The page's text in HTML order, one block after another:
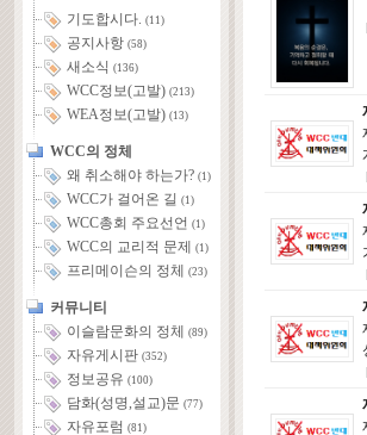
기도합시다. (11)
공지사항 (58)
새소식 (136)
WCC정보(고발) (213)
WEA정보(고발) (13)
WCC의 정체
왜 취소해야 하는가? (1)
WCC가 걸어온 길 (1)
WCC총회 주요선언 (1)
WCC의 교리적 문제 (1)
프리메이슨의 정체 (23)
커뮤니티
이슬람문화의 정체
(89)
자유게시판 (352)
정보공유 (100)
담화(성명,설교)문 (77)
자유포럼 (81)